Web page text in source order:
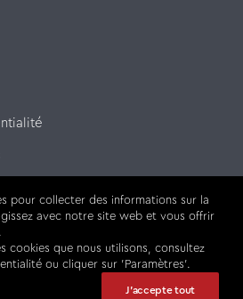
pour collecter des informations sur la
avec notre site web et vous offrir
cookies que nous utilisons, consultez
ou cliquer sur 'Paramètres'.
J'accepte tout